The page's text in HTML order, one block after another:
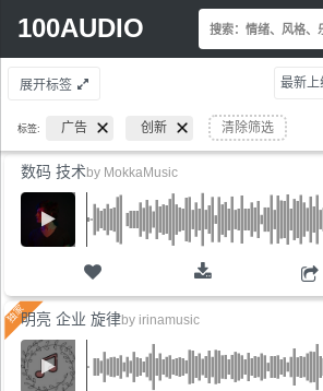
100AUDIO
Search
展开标签
标签: 广告 创新 清除筛选
最新上
数码 技术 by MokkaMusic
明亮 企业 旋律by irinamusic